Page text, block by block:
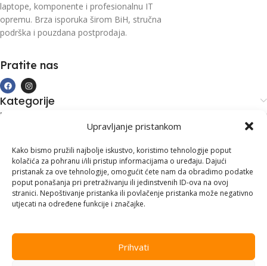
Upravljanje pristankom
Kako bismo pružili najbolje iskustvo, koristimo tehnologije poput
kolačića za pohranu i/ili pristup informacijama o uređaju. Dajući
pristanak za ove tehnologije, omogućit ćete nam da obradimo podatke
poput ponašanja pri pretraživanju ili jedinstvenih ID-ova na ovoj
stranici. Nepoštivanje pristanka ili povlačenje pristanka može negativno
utjecati na određene funkcije i značajke.
Prihvati
laptope, komponente i profesionalnu IT
opremu. Brza isporuka širom BiH, stručna
podrška i pouzdana postprodaja.
Pratite nas
Kategorije
Kupovina i podrška
Kontakt informacije
Branilaca Bosne, 75 300 Lukavac
+387 35 555 999
info@pconer.ba